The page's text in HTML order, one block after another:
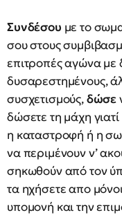
Συνδέσου με το
σου στους
επιτροπές αγώνα με
δυσαρεστημένους,
συσχετισμούς,δώσε
δώσετε τη μάχη
η καταστροφή ή η
να περιμένουν ν’
σηκωθούν από τον
τα ηχήσετε απο
υπομονή και την